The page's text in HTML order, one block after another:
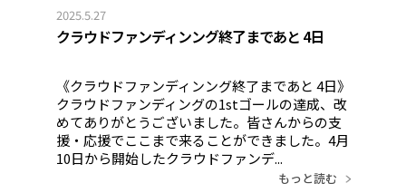
2025.5.27
クラウドファンディンング終了まであと 4日
《クラウドファンディンング終了まであと 4日》
クラウドファンディングの1stゴールの達成、改
めてありがとうございました。皆さんからの支
援・応援でここまで来ることができました。4月
10日から開始したクラウドファンデ...
もっと読む